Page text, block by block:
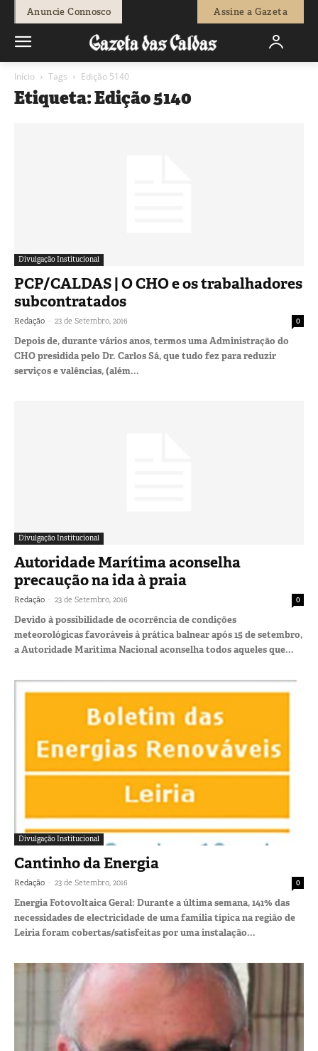
Anuncie Connosco Assine a Gazeta
Início Tags Edição 5140
Etiqueta: Edição 5140
Divulgação Institucional
PCP/CALDAS | O CHO e os trabalhadores
subcontratados
Redação - 23 de Setembro, 2016 0
Depois de, durante vários anos, termos uma Administração do
CHO presidida pelo Dr. Carlos Sá, que tudo fez para reduzir
serviços e valências, (além...
Divulgação Institucional
Autoridade Marítima aconselha
precaução na ida à praia
Redação - 23 de Setembro, 2016 0
Devido à possibilidade de ocorrência de condições
meteorológicas favoráveis à prática balnear após 15 de setembro,
a Autoridade Marítima Nacional aconselha todos aqueles que...
Divulgação Institucional
Cantinho da Energia
Redação - 23 de Setembro, 2016 0
Energia Fotovoltaica Geral: Durante a última semana, 141% das
necessidades de electricidade de uma família típica na região de
Leiria foram cobertas/satisfeitas por uma instalação...